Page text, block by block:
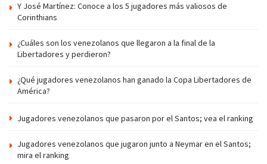
Y José Martínez: Conoce a los 5 jugadores más valiosos de
Corinthians
¿Cuáles son los venezolanos que llegaron a la final de la
Libertadores y perdieron?
¿Qué jugadores venezolanos han ganado la Copa Libertadores de
América?
Jugadores venezolanos que pasaron por el Santos; vea el ranking
Jugadores venezolanos que jugaron junto a Neymar en el Santos;
mira el ranking